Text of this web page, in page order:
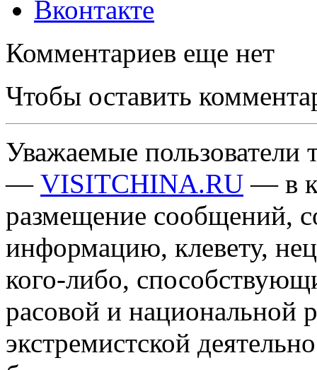
Вконтакте
Комментариев еще нет
Чтобы оставить
Уважаемые пользователи
— VISITCHINA.RU — в
размещение сообщений,
информацию, клевету,
кого-либо,
расовой и национальной
экстремистской